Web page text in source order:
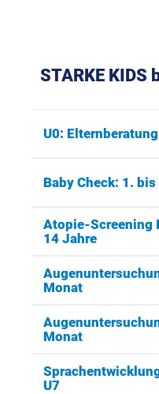
STARKE KIDS
U0:
Baby Check: 1. bis
Atopie-Screening
14 Jahre
Monat
Monat
U7